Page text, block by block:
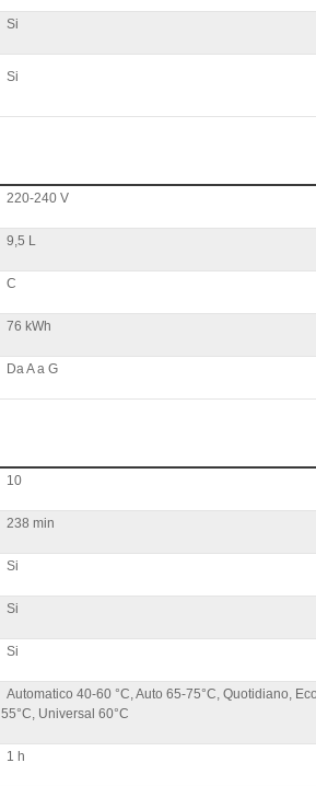
Si
Si
220-240 V
9,5 L
C
76 kWh
Da A a G
10
238 min
Si
Si
Si
Automatico 40-60 °C, Auto 65-75°C, Quotidiano,
55°C, Universal 60°C
1 h